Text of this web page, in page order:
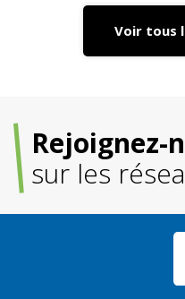
Voir tous
Rejoignez-
sur les